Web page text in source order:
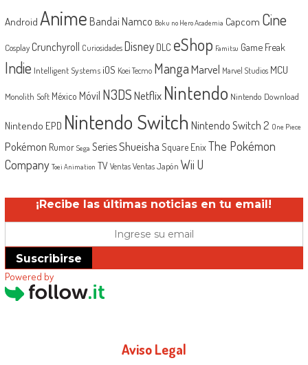
Android Anime Bandai Namco Boku no Hero Academia Capcom Cine
Cosplay Crunchyroll Curiosidades Disney DLC eShop Famitsu Game Freak
Indie Intelligent Systems iOS Koei Tecmo MangaMarvel Marvel Studios MCU
Monolith Soft México Móvil N3DSNetflix Nintendo Nintendo Download
Nintendo EPD Nintendo Switch Nintendo Switch 2 One Piece
Pokémon Rumor Sega SeriesShueisha Square EnixThe Pokémon
Company Toei Animation TV Ventas Ventas Japón Wii U
¡Recibe las últimas noticias en tu email!
Suscribirse
Powered by
Aviso Legal